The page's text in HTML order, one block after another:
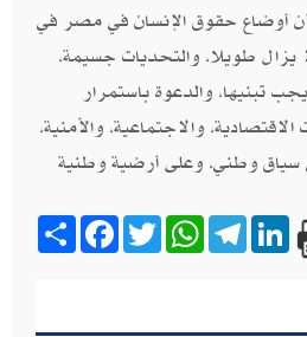
أوضاع حقوق الإنسان في مصر في
يزال طويلا، والتحديات جسيمة،
تبنيها، والدعوة باستمرار
والاجتماعية، والأمنية،
وطني، وعلى أرضية وطنية
Share
FacebookTwitter
WhatsApp
Telegram
LinkedIn